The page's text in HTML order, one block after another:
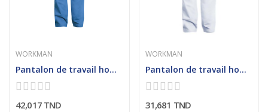
WORKMAN
Pantalon de travail homme ceinture avec cordon
42,017 TND
WORKMAN
Pantalon de travail homme ceinture élastiquée
31,681 TND